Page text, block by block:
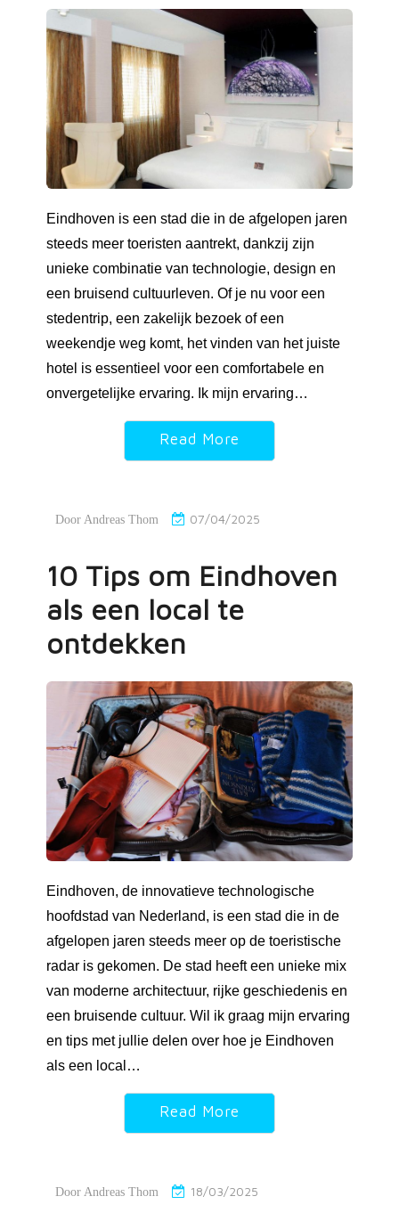
Eindhoven is een stad die in de afgelopen jaren
steeds meer toeristen aantrekt, dankzij zijn
unieke combinatie van technologie, design en
een bruisend cultuurleven. Of je nu voor een
stedentrip, een zakelijk bezoek of een
weekendje weg komt, het vinden van het juiste
hotel is essentieel voor een comfortabele en
onvergetelijke ervaring. Ik mijn ervaring…
Read More
Door Andreas Thom 07/04/2025
10 Tips om Eindhoven
als een local te
ontdekken
Eindhoven, de innovatieve technologische
hoofdstad van Nederland, is een stad die in de
afgelopen jaren steeds meer op de toeristische
radar is gekomen. De stad heeft een unieke mix
van moderne architectuur, rijke geschiedenis en
een bruisende cultuur. Wil ik graag mijn ervaring
en tips met jullie delen over hoe je Eindhoven
als een local…
Read More
Door Andreas Thom 18/03/2025